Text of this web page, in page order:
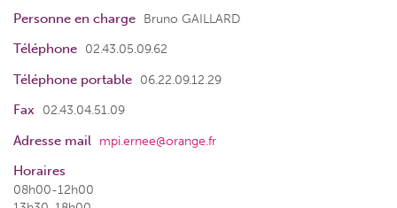
Personne en charge Bruno GAILLARD
Téléphone 02.43.05.09.62
Téléphone portable 06.22.09.12.29
Fax
02.43.04.51.09
Adresse mail
mpi.ernee@orange.fr
Horaires
08h00-12h00